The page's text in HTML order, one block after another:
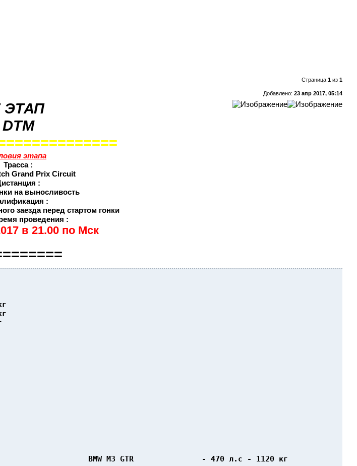
Страница 1из 1
Добавлено: 23 апр 2017, 05:14
ЭТАП
DTM
этапа
Трасса :
Grand Prix Circuit
:
на выносливость
:
заезда перед стартом гонки
проведения :
в 21.00 по Мск
BMW M3 GTR               - 470 л.с - 1120 кг